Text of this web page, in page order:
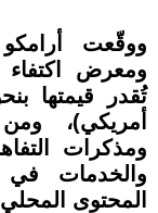
ووقّعت
أمريكي)،
ومذكرات
والخدمات في
المحتوى